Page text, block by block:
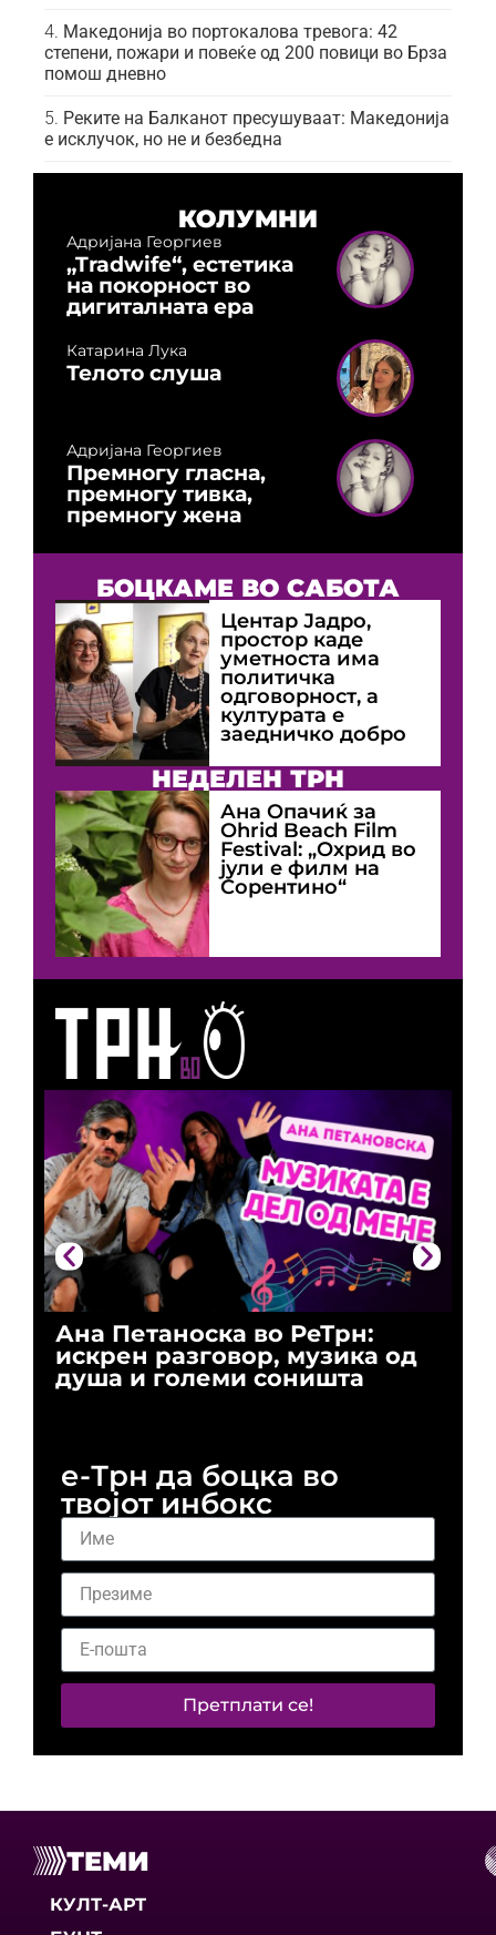
Македонија во портокалова тревога: 42
степени, пожари и повеќе од 200 повици во Брза
помош дневно
Реките на Балканот пресушуваат: Македонија
е исклучок, но не и безбедна
Ана Петаноска во РеТрн:
искрен разговор, музика од
душа и големи соништа
КОЛУМНИ
Адријана Георгиев
„Tradwife“, естетика
на покорност во
дигиталната ера
Катарина Лука
Телото слуша
Адријана Георгиев
Премногу гласна,
премногу тивка,
премногу жена
БОЦКАМЕ ВО САБОТА
Центар Јадро,
простор каде
уметноста има
политичка
одговорност, а
културата е
заедничко добро
НЕДЕЛЕН ТРН
Ана Опачиќ за
Оhrid Beach Film
Festival: „Охрид во
јули е филм на
Сорентино“
е-Трн да боцка во
твојот инбокс
Претплати се!
ТЕМИ
КУЛТ-АРТ